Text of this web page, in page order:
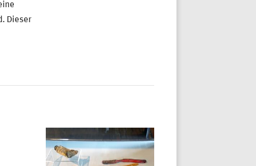
Dieser